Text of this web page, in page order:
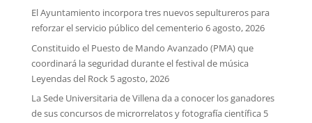
El Ayuntamiento incorpora tres nuevos sepultureros para
reforzar el servicio público del cementerio 6 agosto, 2026
Constituido el Puesto de Mando Avanzado (PMA) que
coordinará la seguridad durante el festival de música
Leyendas del Rock 5 agosto, 2026
La Sede Universitaria de Villena da a conocer los ganadores
de sus concursos de microrrelatos y fotografía científica 5